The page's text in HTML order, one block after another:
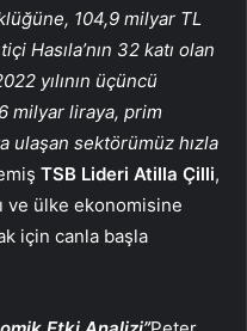
104,9 milyar TL
Hasıla’nın 32 katı olan
yılının üçüncü
milyar liraya, prim
ulaşan sektörümüz hızla
TSB Lideri Atilla Çilli,
ve ülke ekonomisine
için canla başla